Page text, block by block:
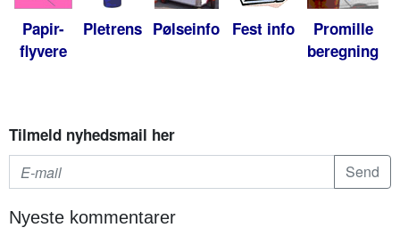
Papir-
flyvere
Pletrens Pølseinfo Fest info
Promille
beregning
Tilmeld nyhedsmail her
Nyeste kommentarer